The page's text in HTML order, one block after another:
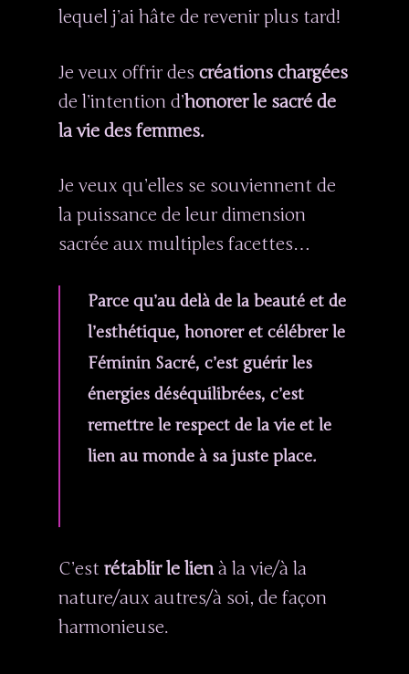
lequel j’ai hâte de revenir plus tard!
Je veux offrir des créations chargées
de l’intention d’honorer le sacré de
la vie des femmes.
Je veux qu’elles se souviennent de
la puissance de leur dimension
sacrée aux multiples facettes…
Parce qu’au delà de la beauté et de
l’esthétique, honorer et célébrer le
Féminin Sacré, c’est guérir les
énergies déséquilibrées, c’est
remettre le respect de la vie et le
lien au monde à sa juste place.
C’est rétablir le lienà la vie/à la
nature/aux autres/à soi, de façon
harmonieuse.